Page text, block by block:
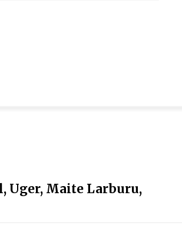
Uger, Maite Larburu,